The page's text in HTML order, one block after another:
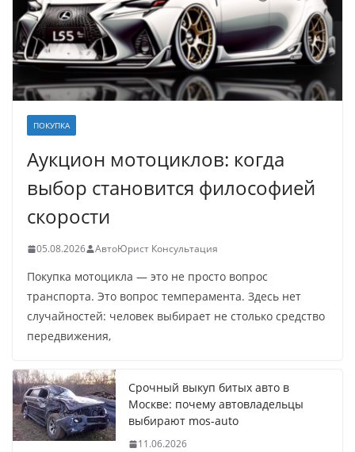
ПОКУПКА
Аукцион мотоциклов: когда
выбор становится философией
скорости
05.08.2026 АвтоЮрист Консультация
Покупка мотоцикла — это не просто вопрос
транспорта. Это вопрос темперамента. Здесь нет
случайностей: человек выбирает не столько средство
передвижения,
Срочный выкуп битых авто в
Москве: почему автовладельцы
выбирают mos-auto
11.06.2026